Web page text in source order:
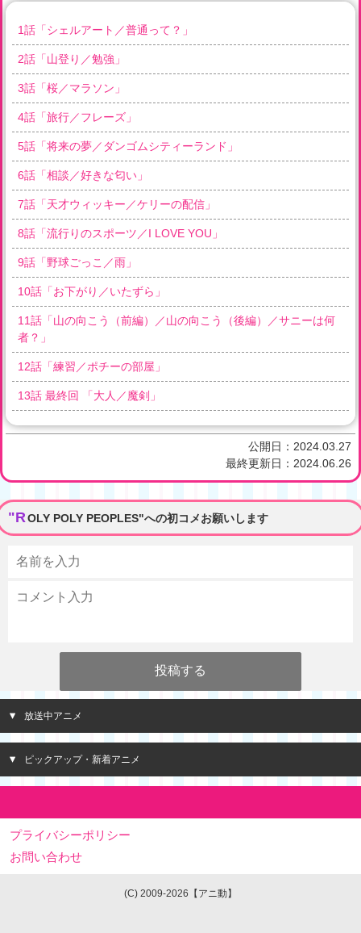
1話「シェルアート／普通って？ 」
2話「山登り／勉強 」
3話「桜／マラソン 」
4話「旅行／フレーズ 」
5話「将来の夢／ダンゴムシティーランド 」
6話「相談／好きな匂い 」
7話「天才ウィッキー／ケリーの配信 」
8話「流行りのスポーツ／I LOVE YOU 」
9話「野球ごっこ／雨 」
10話「お下がり／いたずら 」
11話「山の向こう（前編）／山の向こう（後編）／サニーは何
者？ 」
12話「練習／ポチーの部屋 」
13話 最終回 「大人／魔剣 」
公開日： 2024.03.27
最終更新日： 2024.06.26
"ROLY POLY PEOPLES"への初コメお願いします
放送中アニメ
ピックアップ・新着アニメ
プライバシーポリシー
お問い合わせ
(C) 2009-2026【アニ動】